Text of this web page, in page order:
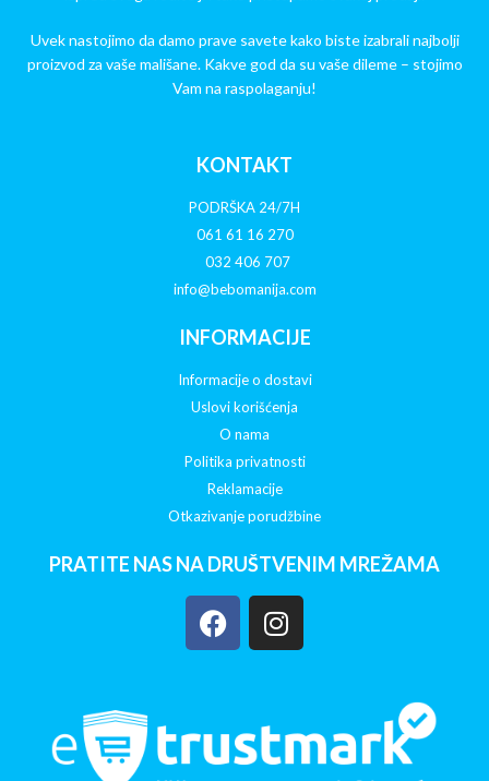
Uvek nastojimo da damo prave savete kako biste izabrali najbolji
proizvod za vaše mališane. Kakve god da su vaše dileme – stojimo
Vam na raspolaganju!
KONTAKT
PODRŠKA 24/7H
061 61 16 270
032 406 707
info@bebomanija.com
INFORMACIJE
Informacije o dostavi
Uslovi korišćenja
O nama
Politika privatnosti
Reklamacije
Otkazivanje porudžbine
PRATITE NAS NA DRUŠTVENIM MREŽAMA